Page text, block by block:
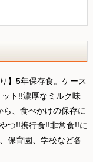
】5年保存食。ケース
ト!!濃厚なミルク味
、食べかけの保存に
つ!!携行食!!非常食!!に
保育園、学校など各